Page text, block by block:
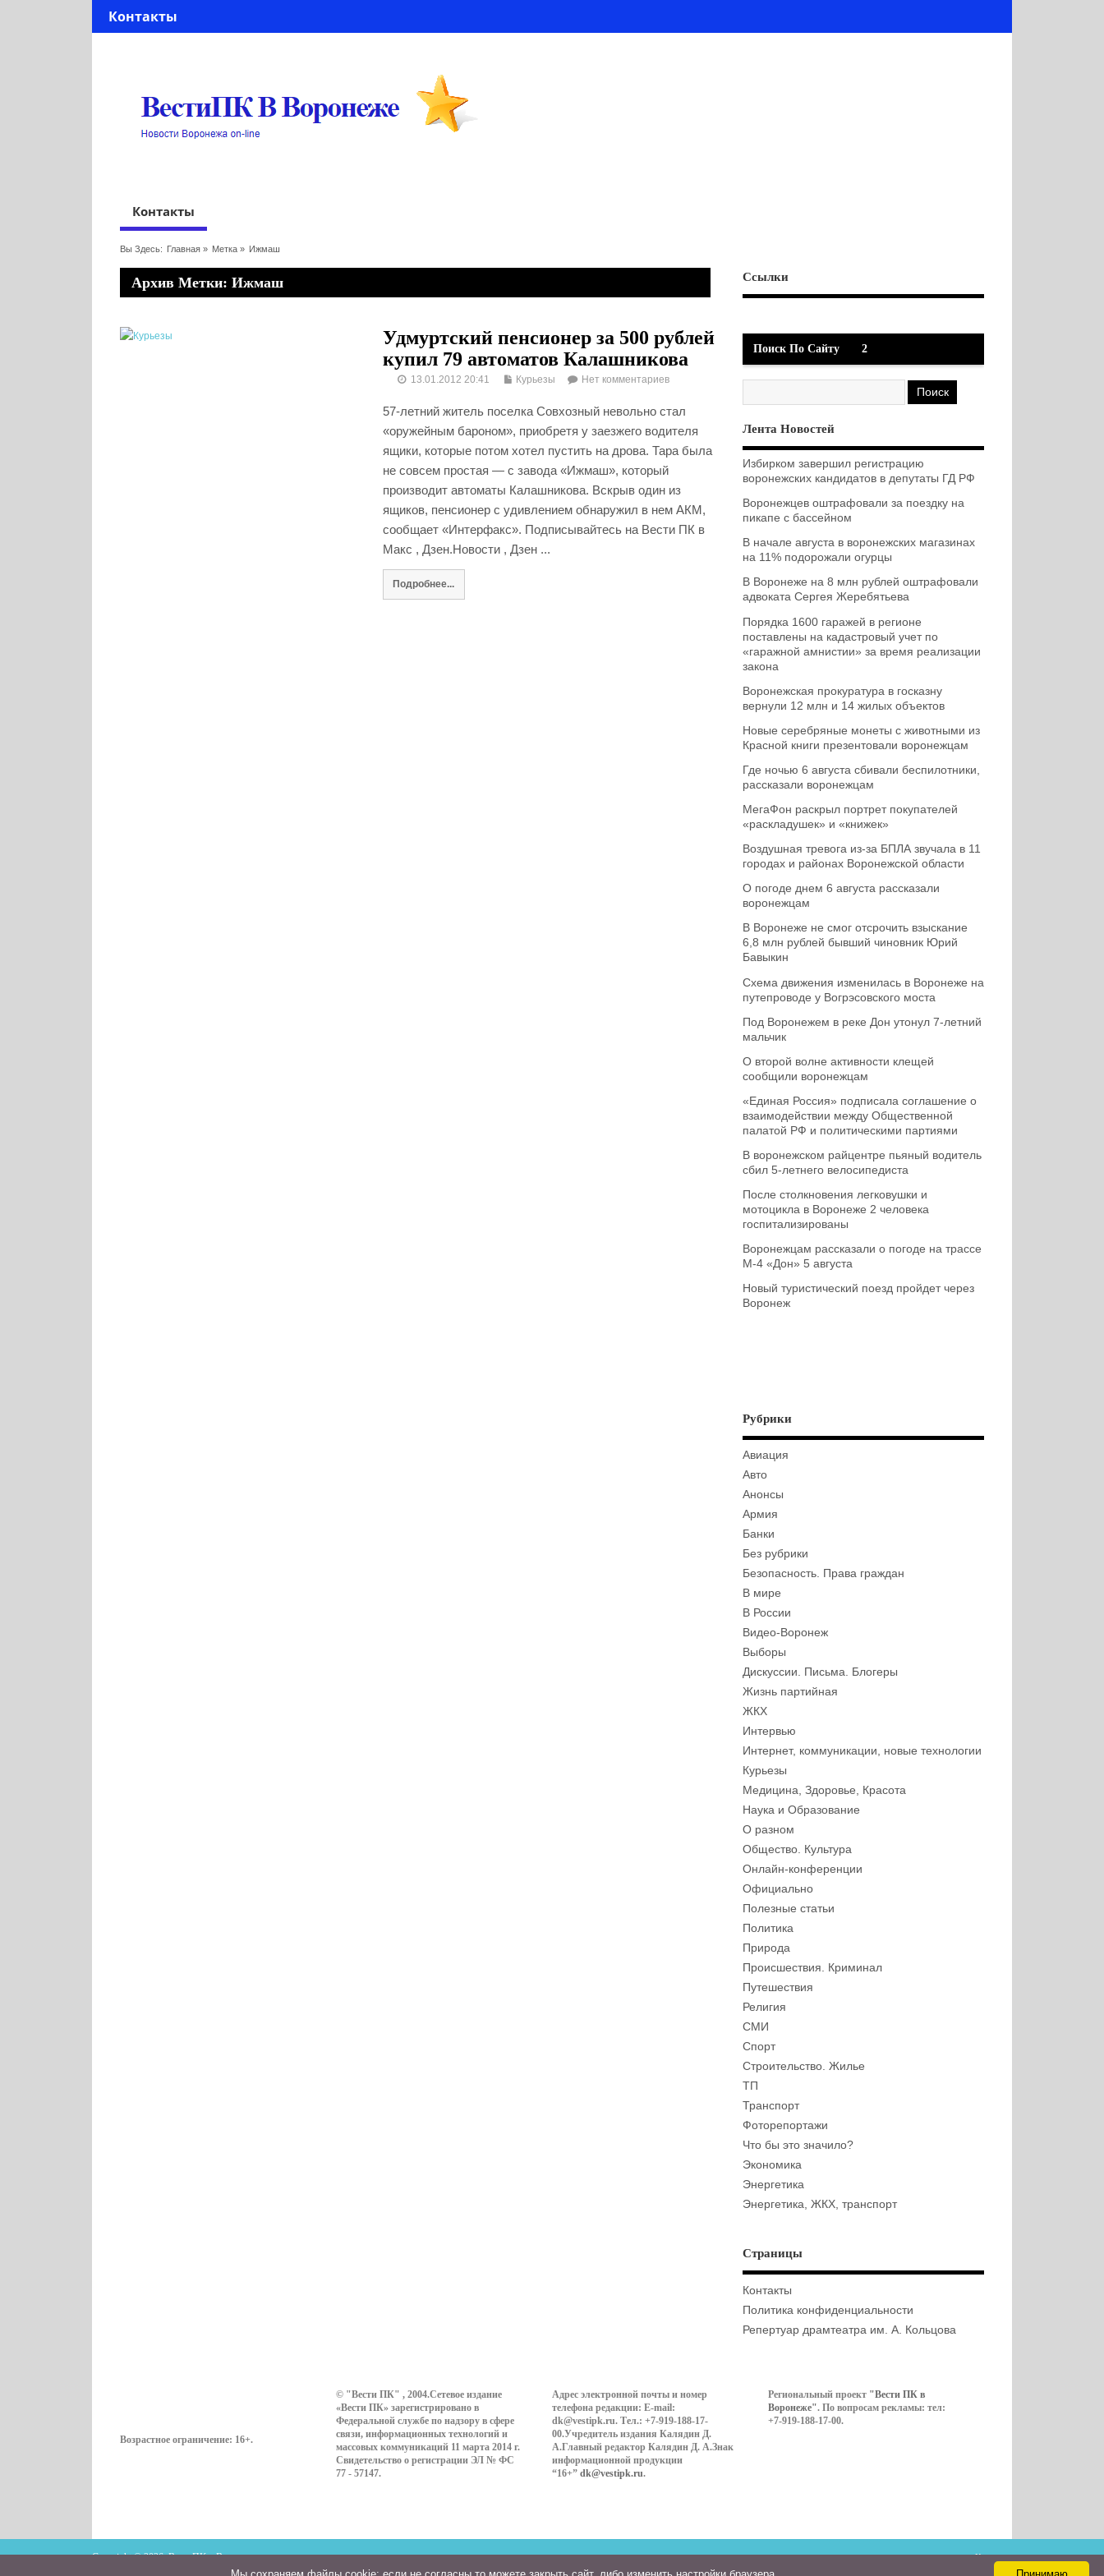
Контакты
Контакты
Вы Здесь: Главная» Метка » Ижмаш
Архив Метки: Ижмаш
Удмуртский пенсионер за 500 рублей
купил 79 автоматов Калашникова
13.01.2012 20:41 Курьезы Нет комментариев
57-летний житель поселка Совхозный невольно стал
«оружейным бароном», приобретя у заезжего водителя
ящики, которые потом хотел пустить на дрова. Тара была
не совсем простая — с завода «Ижмаш», который
производит автоматы Калашникова. Вскрыв один из
ящиков, пенсионер с удивлением обнаружил в нем АКМ,
сообщает «Интерфакс». Подписывайтесь на Вести ПК в
Макс , Дзен.Новости , Дзен ...
Подробнее...
Ссылки
Поиск По Сайту 2
Лента Новостей
Избирком завершил регистрацию
воронежских кандидатов в депутаты ГД РФ
Воронежцев оштрафовали за поездку на
пикапе с бассейном
В начале августа в воронежских магазинах
на 11% подорожали огурцы
В Воронеже на 8 млн рублей оштрафовали
адвоката Сергея Жеребятьева
Порядка 1600 гаражей в регионе
поставлены на кадастровый учет по
«гаражной амнистии» за время реализации
закона
Воронежская прокуратура в госказну
вернули 12 млн и 14 жилых объектов
Новые серебряные монеты с животными из
Красной книги презентовали воронежцам
Где ночью 6 августа сбивали беспилотники,
рассказали воронежцам
МегаФон раскрыл портрет покупателей
«раскладушек» и «книжек»
Воздушная тревога из-за БПЛА звучала в 11
городах и районах Воронежской области
О погоде днем 6 августа рассказали
воронежцам
В Воронеже не смог отсрочить взыскание
6,8 млн рублей бывший чиновник Юрий
Бавыкин
Схема движения изменилась в Воронеже на
путепроводе у Вогрэсовского моста
Под Воронежем в реке Дон утонул 7-летний
мальчик
О второй волне активности клещей
сообщили воронежцам
«Единая Россия» подписала соглашение о
взаимодействии между Общественной
палатой РФ и политическими партиями
В воронежском райцентре пьяный водитель
сбил 5-летнего велосипедиста
После столкновения легковушки и
мотоцикла в Воронеже 2 человека
госпитализированы
Воронежцам рассказали о погоде на трассе
М-4 «Дон» 5 августа
Новый туристический поезд пройдет через
Воронеж
Рубрики
Авиация
Авто
Анонсы
Армия
Банки
Без рубрики
Безопасность. Права граждан
В мире
В России
Видео-Воронеж
Выборы
Дискуссии. Письма. Блогеры
Жизнь партийная
ЖКХ
Интервью
Интернет, коммуникации, новые технологии
Курьезы
Медицина, Здоровье, Красота
Наука и Образование
О разном
Общество. Культура
Онлайн-конференции
Официально
Полезные статьи
Политика
Природа
Происшествия. Криминал
Путешествия
Религия
СМИ
Спорт
Строительство. Жилье
ТП
Транспорт
Фоторепортажи
Что бы это значило?
Экономика
Энергетика
Энергетика, ЖКХ, транспорт
Страницы
Контакты
Политика конфиденциальности
Репертуар драмтеатра им. А. Кольцова
Возрастное ограничение: 16+.
© "Вести ПК" , 2004.Сетевое издание
«Вести ПК» зарегистрировано в
Федеральной службе по надзору в сфере
связи, информационных технологий и
массовых коммуникаций 11 марта 2014 г.
Свидетельство о регистрации ЭЛ № ФС
77 - 57147.
Адрес электронной почты и номер
телефона редакции: E-mail:
dk@vestipk.ru. Тел.: +7-919-188-17-
00.Учредитель издания Калядин Д.
А.Главный редактор Калядин Д. А.Знак
информационной продукции
“16+” dk@vestipk.ru.
Региональный проект "Вести ПК в
Воронеже". По вопросам рекламы: тел:
+7-919-188-17-00.
Copyright © 2026. ВестиПК в Воронеже Контакты